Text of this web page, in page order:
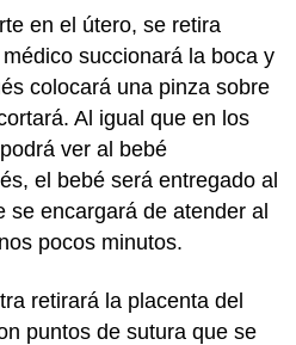
en el útero, se retira
succionará la boca y
colocará una pinza sobre
Al igual que en los
ver al bebé
el bebé será entregado al
se encargará de atender al
pocos minutos.
retirará la placenta del
puntos de sutura que se